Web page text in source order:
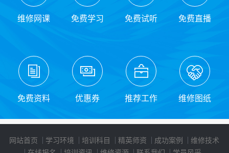
维修网课 免费学习 免费试听 免费直播
免费资料 优惠券 推荐工作 维修图纸
网站首页 学习环境 培训科目 精英师资 成功案例
维修技术